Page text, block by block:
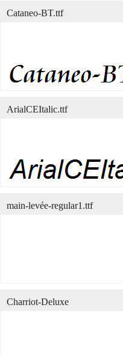
Cataneo-BT.ttf
ArialCEItalic.ttf
main-levée-regular1.ttf
Charriot-Deluxe